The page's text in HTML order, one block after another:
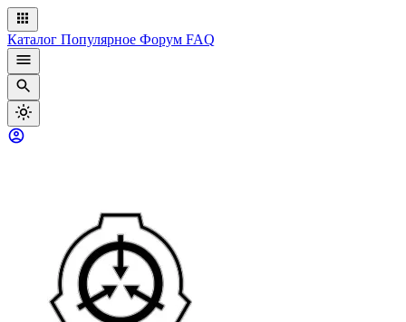
Каталог Популярное Форум FAQ